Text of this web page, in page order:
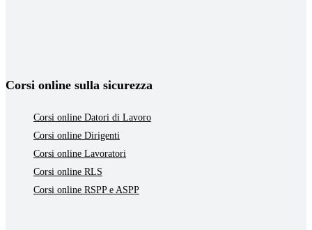
Corsi online sulla sicurezza
Corsi online Datori di Lavoro
Corsi online Dirigenti
Corsi online Lavoratori
Corsi online RLS
Corsi online RSPP e ASPP